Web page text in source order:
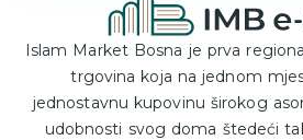
Islam Market Bosna je prva
trgovina koja na jednom
jednostavnu kupovinu širokog
udobnosti svog doma štedeći